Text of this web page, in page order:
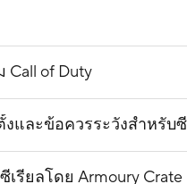
Call of Duty
และข้อควรระวังสำหรับ
รียลโดย Armoury Crate